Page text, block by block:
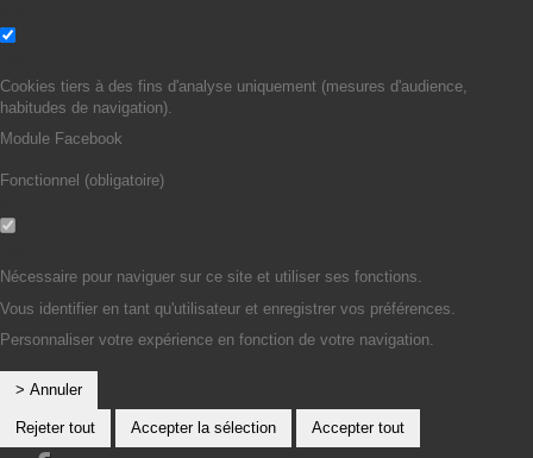
Cookies tiers à des fins d'analyse uniquement (mesures d'audience,
habitudes de navigation).
Module Facebook
Fonctionnel (obligatoire)
Nécessaire pour naviguer sur ce site et utiliser ses fonctions.
Vous identifier en tant qu'utilisateur et enregistrer vos préférences.
Personnaliser votre expérience en fonction de votre navigation.
> Annuler
Rejeter tout Accepter la sélection Accepter tout